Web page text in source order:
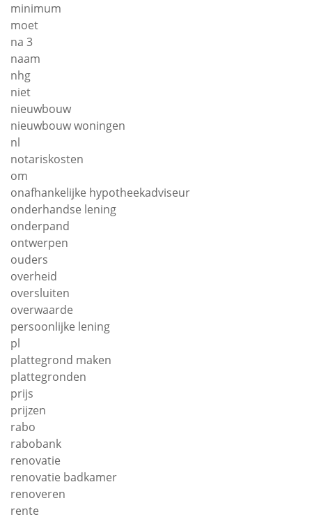
minimum
moet
na 3
naam
nhg
niet
nieuwbouw
nieuwbouw woningen
nl
notariskosten
om
onafhankelijke hypotheekadviseur
onderhandse lening
onderpand
ontwerpen
ouders
overheid
oversluiten
overwaarde
persoonlijke lening
pl
plattegrond maken
plattegronden
prijs
prijzen
rabo
rabobank
renovatie
renovatie badkamer
renoveren
rente